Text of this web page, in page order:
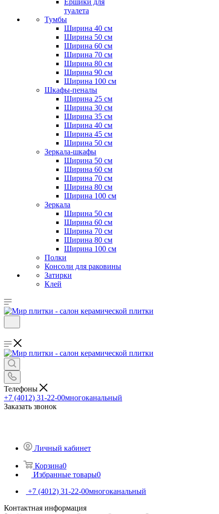
Ершики для
туалета
Тумбы
Ширина 40 см
Ширина 50 см
Ширина 60 см
Ширина 70 см
Ширина 80 см
Ширина 90 см
Ширина 100 см
Шкафы-пеналы
Ширина 25 см
Ширина 30 см
Ширина 35 см
Ширина 40 см
Ширина 45 см
Ширина 50 см
Зеркала-шкафы
Ширина 50 см
Ширина 60 см
Ширина 70 см
Ширина 80 см
Ширина 100 см
Зеркала
Ширина 50 см
Ширина 60 см
Ширина 70 см
Ширина 80 см
Ширина 100 см
Полки
Консоли для раковины
Затирки
Клей
Телефоны
+7 (4012) 31-22-00многоканальный
Заказать звонок
Личный кабинет
Корзина0
Избранные товары0
+7 (4012) 31-22-00многоканальный
Контактная информация